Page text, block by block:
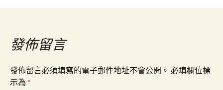
章
導
覽
發佈留言
發佈留言必須填寫的電子郵件地址不會公開。 必填欄位標
示為 *